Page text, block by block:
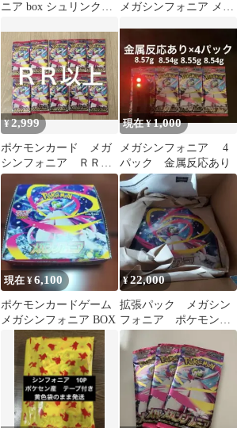
ニア box シュリンク無
メガシンフォニア メガ
¥2,999
ポケモンカード メガ
シンフォニア ＲＲ以
上封入 １０パック
新品未開封
現在 ¥1,000
メガシンフォニア 4
パック 金属反応あり
現在 ¥6,100
ポケモンカードゲーム
メガシンフォニア BOX
¥22,000
拡張パック メガシン
フォニア ポケモンセ
ンターセット